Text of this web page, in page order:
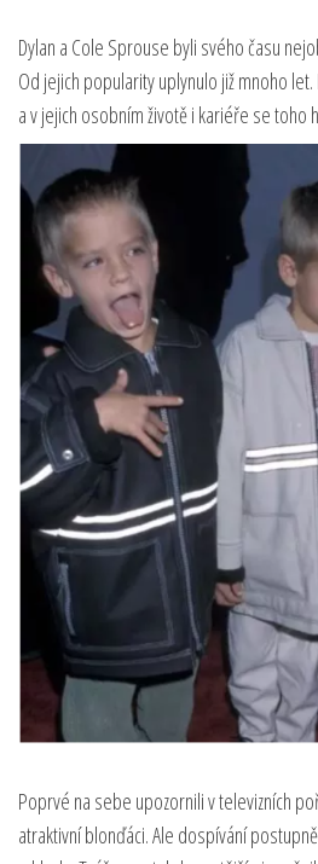
Dylan a Cole Sprouse byli svého času
Od jejich popularity uplynulo již mnoho
a v jejich osobním životě i kariéře se toho
Poprvé na sebe upozornili v televizních
atraktivní blonďáci. Ale dospívání